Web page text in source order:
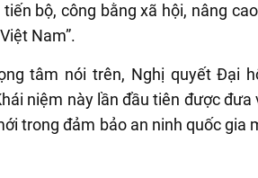
bộ, công bằng xã hội, nâng
Nam”.
tâm nói trên, Nghị quyết Đại
niệm này lần đầu tiên được
trong đảm bảo an ninh quốc gia